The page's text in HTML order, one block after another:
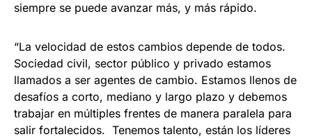
siempre se puede avanzar más, y más rápido.
“La velocidad de estos cambios depende de todos.
Sociedad civil, sector público y privado estamos
llamados a ser agentes de cambio. Estamos llenos de
desafíos a corto, mediano y largo plazo y debemos
trabajar en múltiples frentes de manera paralela para
salir fortalecidos. Tenemos talento, están los líderes